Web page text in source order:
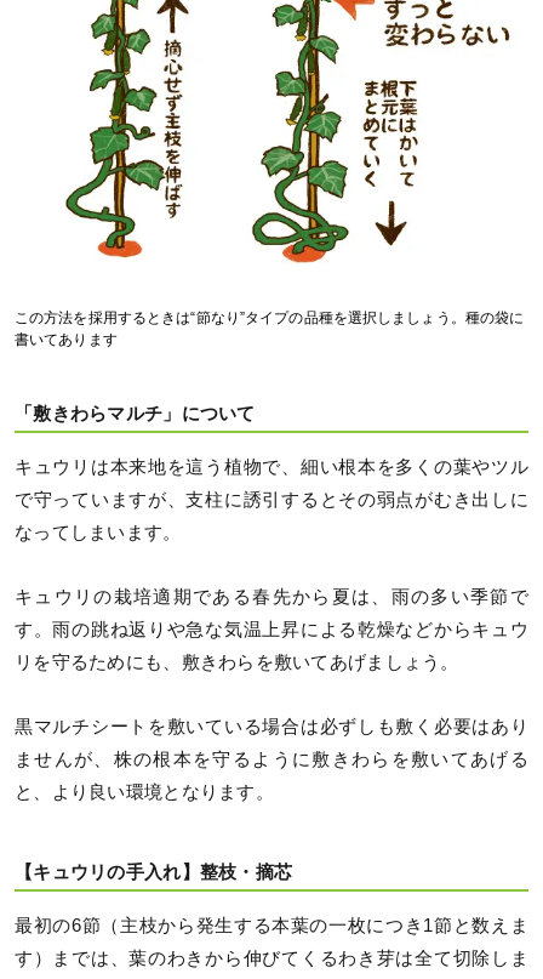
この方法を採用するときは“節なり”タイプの品種を選択しましょう。種の袋に
書いてあります
「敷きわらマルチ」について
キュウリは本来地を這う植物で、細い根本を多くの葉やツル
で守っていますが、支柱に誘引するとその弱点がむき出しに
なってしまいます。
キュウリの栽培適期である春先から夏は、雨の多い季節で
す。雨の跳ね返りや急な気温上昇による乾燥などからキュウ
リを守るためにも、敷きわらを敷いてあげましょう。
黒マルチシートを敷いている場合は必ずしも敷く必要はあり
ませんが、株の根本を守るように敷きわらを敷いてあげる
と、より良い環境となります。
【キュウリの手入れ】整枝・摘芯
最初の6節（主枝から発生する本葉の一枚につき1節と数えま
す）までは、葉のわきから伸びてくるわき芽は全て切除しま